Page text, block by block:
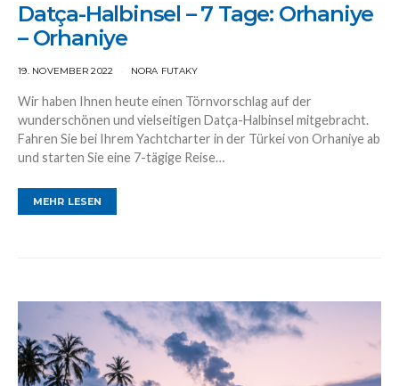
Datça-Halbinsel – 7 Tage: Orhaniye
– Orhaniye
19. NOVEMBER 2022 NORA FUTAKY
Wir haben Ihnen heute einen Törnvorschlag auf der
wunderschönen und vielseitigen Datça-Halbinsel mitgebracht.
Fahren Sie bei Ihrem Yachtcharter in der Türkei von Orhaniye ab
und starten Sie eine 7-tägige Reise…
MEHR LESEN